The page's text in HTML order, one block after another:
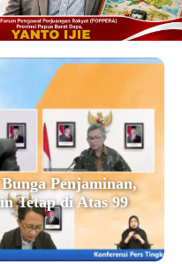
Penjaminan,
Tetap di Atas 99